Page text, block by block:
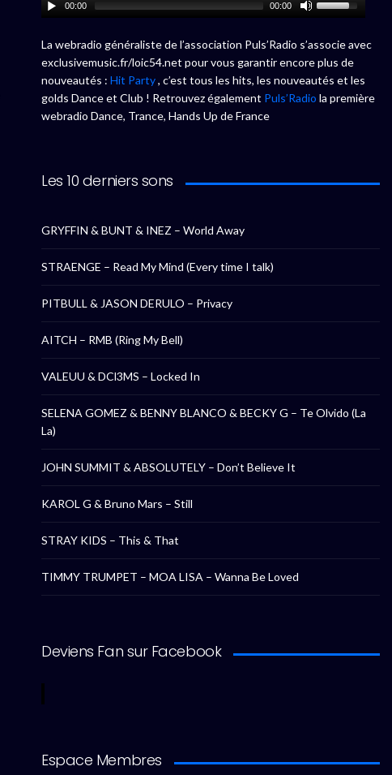
00:00 00:00
La webradio généraliste de l’association Puls’Radio s’associe avec
exclusivemusic.fr/loic54.net pour vous garantir encore plus de
nouveautés : Hit Party, c’est tous les hits, les nouveautés et les
golds Dance et Club ! Retrouvez également Puls’Radio la première
webradio Dance, Trance, Hands Up de France
Les 10 derniers sons
GRYFFIN & BUNT & INEZ – World Away
STRAENGE – Read My Mind (Every time I talk)
PITBULL & JASON DERULO – Privacy
AITCH – RMB (Ring My Bell)
VALEUU & DCl3MS – Locked In
SELENA GOMEZ & BENNY BLANCO & BECKY G – Te Olvido (La
La)
JOHN SUMMIT & ABSOLUTELY – Don’t Believe It
KAROL G & Bruno Mars – Still
STRAY KIDS – This & That
TIMMY TRUMPET – MOA LISA – Wanna Be Loved
Deviens Fan sur Facebook
Espace Membres